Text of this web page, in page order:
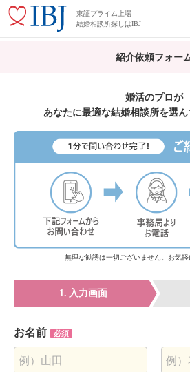
東証プライム上場
結婚相談所探しはIBJ
紹介依頼フォー
婚活のプロが
あなたに最適な結婚相談所を選ん
無理な勧誘は一切ございません。お気軽
入力画面
お名前 必須